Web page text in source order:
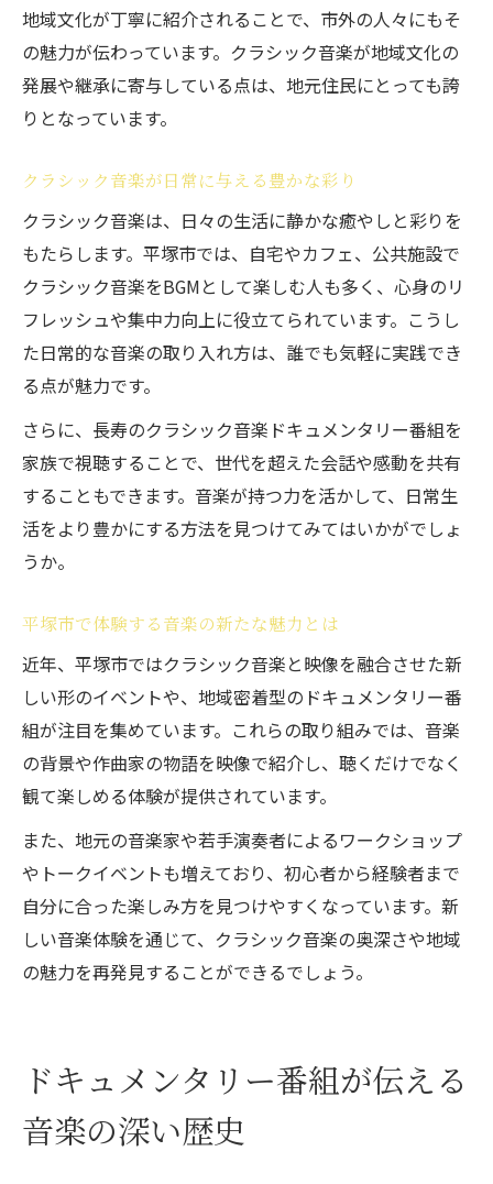
音楽番組をきっかけに広がる家族の学び
自宅で楽しむクラシック音楽と過ごす時間
地域文化が丁寧に紹介されることで、市外の人々にもそ
の魅力が伝わっています。クラシック音楽が地域文化の
発展や継承に寄与している点は、地元住民にとっても誇
りとなっています。
クラシック音楽が日常に与える豊かな彩り
クラシック音楽は、日々の生活に静かな癒やしと彩りを
もたらします。平塚市では、自宅やカフェ、公共施設で
クラシック音楽をBGMとして楽しむ人も多く、心身のリ
フレッシュや集中力向上に役立てられています。こうし
た日常的な音楽の取り入れ方は、誰でも気軽に実践でき
る点が魅力です。
さらに、長寿のクラシック音楽ドキュメンタリー番組を
家族で視聴することで、世代を超えた会話や感動を共有
することもできます。音楽が持つ力を活かして、日常生
活をより豊かにする方法を見つけてみてはいかがでしょ
うか。
平塚市で体験する音楽の新たな魅力とは
近年、平塚市ではクラシック音楽と映像を融合させた新
しい形のイベントや、地域密着型のドキュメンタリー番
組が注目を集めています。これらの取り組みでは、音楽
の背景や作曲家の物語を映像で紹介し、聴くだけでなく
観て楽しめる体験が提供されています。
また、地元の音楽家や若手演奏者によるワークショップ
やトークイベントも増えており、初心者から経験者まで
自分に合った楽しみ方を見つけやすくなっています。新
しい音楽体験を通じて、クラシック音楽の奥深さや地域
の魅力を再発見することができるでしょう。
ドキュメンタリー番組が伝える
音楽の深い歴史